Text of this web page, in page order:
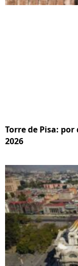
Torre de Pisa:
2026